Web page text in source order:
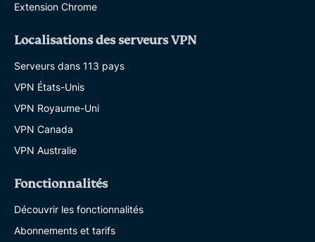
Extension Chrome
Localisations des serveurs VPN
Serveurs dans 113 pays
VPN États-Unis
VPN Royaume-Uni
VPN Canada
VPN Australie
Fonctionnalités
Découvrir les fonctionnalités
Abonnements et tarifs